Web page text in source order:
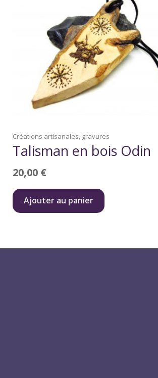
Créations artisanales, gravures
Talisman en bois Odin
20,00 €
Ajouter au panier